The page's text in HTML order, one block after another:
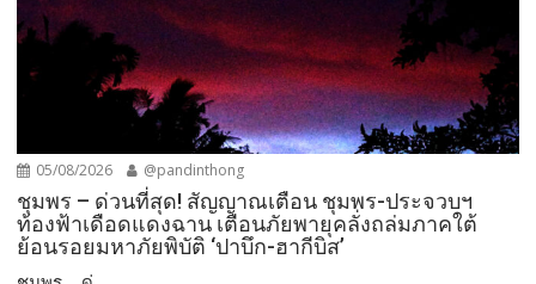
05/08/2026 @pandinthong
ชุมพร – ด่วนที่สุด! สัญญาณเตือน ชุมพร-ประจวบฯ
ท้องฟ้าเดือดแดงฉาน เตือนภัยพายุคลั่งถล่มภาคใต้
ย้อนรอยมหาภัยพิบัติ ‘ปาบึก-ฮากีบิส’